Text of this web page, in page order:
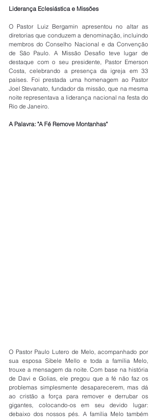
Liderança Eclesiástica e Missões
O Pastor Luiz Bergamin apresentou no altar as
diretorias que conduzem a denominação, incluindo
membros do Conselho Nacional e da Convenção
de São Paulo. A Missão Desafio teve lugar de
destaque com o seu presidente, Pastor Emerson
Costa, celebrando a presença da igreja em 33
países. Foi prestada uma homenagem ao Pastor
Joel Stevanato, fundador da missão, que na mesma
noite representava a liderança nacional na festa do
Rio de Janeiro.
A Palavra: "A Fé Remove Montanhas"
O Pastor Paulo Lutero de Melo, acompanhado por
sua esposa Sibele Mello e toda a família Melo,
trouxe a mensagem da noite. Com base na história
de Davi e Golias, ele pregou que a fé não faz os
problemas simplesmente desaparecerem, mas dá
ao cristão a força para remover e derrubar os
gigantes, colocando-os em seu devido lugar:
debaixo dos nossos pés. A família Melo também